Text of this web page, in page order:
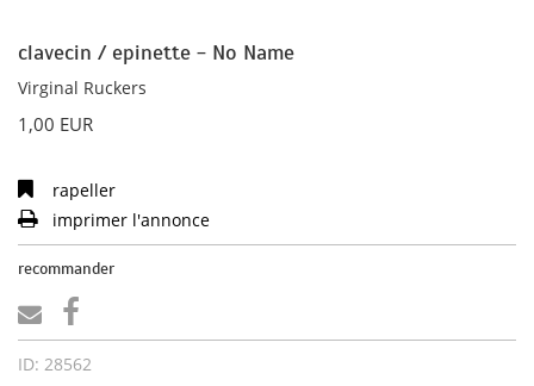
clavecin / epinette - No Name
Virginal Ruckers
1,00 EUR
rapeller
imprimer l'annonce
recommander
ID: 28562